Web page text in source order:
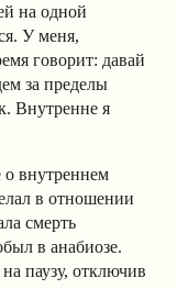
на одной
У меня,
говорит: давай
за пределы
Внутренне я
внутреннем
в отношении
смерть
в анабиозе.
паузу, отключив